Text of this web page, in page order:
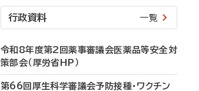
行政資料 一覧
令和8年度第2回薬事審議会医薬品等安全対
策部会（厚労省HP）
第66回厚生科学審議会予防接種・ワクチン